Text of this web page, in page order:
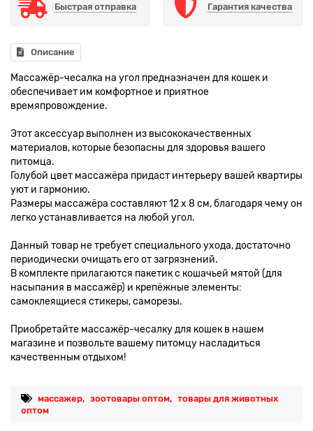
Быстрая отправка Гарантия качества
Описание
Массажёр-чесалка на угол предназначен для кошек и
обеспечивает им комфортное и приятное
времяпровождение.
Этот аксессуар выполнен из высококачественных
материалов, которые безопасны для здоровья вашего
питомца.
Голубой цвет массажёра придаст интерьеру вашей квартиры
уют и гармонию.
Размеры массажёра составляют 12 x 8 см, благодаря чему он
легко устанавливается на любой угол.
Данный товар не требует специального ухода, достаточно
периодически очищать его от загрязнений.
В комплекте прилагаются пакетик с кошачьей мятой (для
насыпания в массажёр) и крепёжные элементы:
самоклеящиеся стикеры, саморезы.
Приобретайте массажёр-чесалку для кошек в нашем
магазине и позвольте вашему питомцу насладиться
качественным отдыхом!
массажер, зоотовары оптом, товары для животных
оптом